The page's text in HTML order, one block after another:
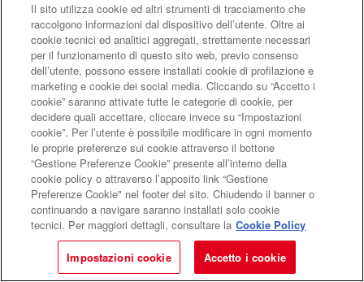
Jorge Luis Borges
Un ritorno agli inizi, ai primi ricordi, risalendo il fiume
della memoria per vedere il tempo come un alleato
APPROFONDIMENTI Il verso giusto
DiDaniele Piccini
LIBRI POESIE JORGE LUIS BORGES
Il sito utilizza cookie ed altri strumenti di tracciamento che
raccolgono informazioni dal dispositivo dell’utente. Oltre ai
cookie tecnici ed analitici aggregati, strettamente necessari
per il funzionamento di questo sito web, previo consenso
dell’utente, possono essere installati cookie di profilazione e
marketing e cookie dei social media. Cliccando su “Accetto i
cookie” saranno attivate tutte le categorie di cookie, per
decidere quali accettare, cliccare invece su “Impostazioni
cookie”. Per l’utente è possibile modificare in ogni momento
le proprie preferenze sui cookie attraverso il bottone
“Gestione Preferenze Cookie” presente all’interno della
cookie policy o attraverso l’apposito link “Gestione
Preferenze Cookie" nel footer del sito. Chiudendo il banner o
continuando a navigare saranno installati solo cookie
tecnici. Per maggiori dettagli, consultare la Cookie Policy
Impostazioni cookie Accetto i cookie